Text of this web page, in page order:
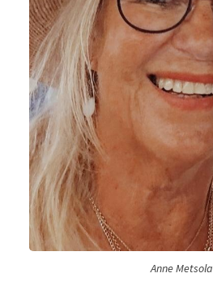
Anne Metsola